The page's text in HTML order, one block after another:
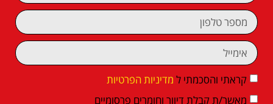
קראתי והסכמתי ל מדיניות הפרטיות
מאשר/ת קבלת דיוור וחומרים פרסומיים